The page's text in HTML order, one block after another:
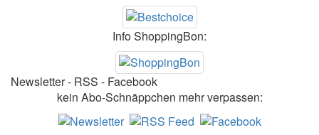
Info ShoppingBon:
Newsletter - RSS - Facebook
kein Abo-Schnäppchen mehr verpassen: